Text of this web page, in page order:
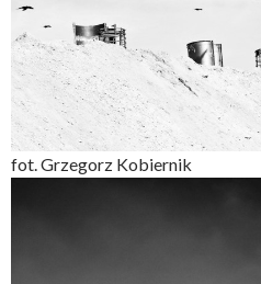
fot. Grzegorz Kobiernik